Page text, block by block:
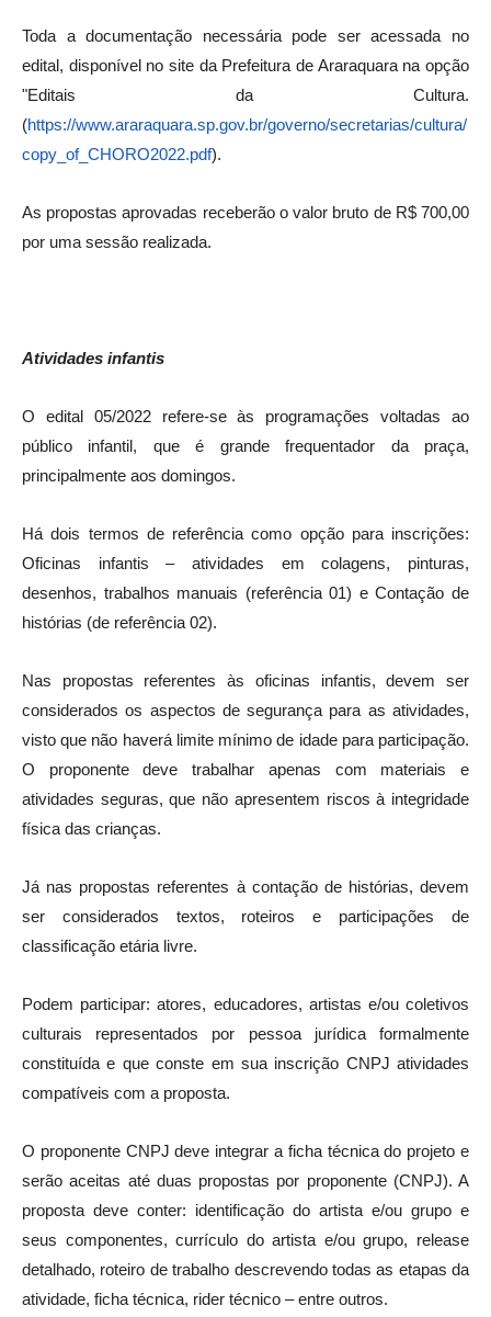
Toda a documentação necessária pode ser acessada no
edital, disponível no site da Prefeitura de Araraquara na opção
"Editais da Cultura.
(https://www.araraquara.sp.gov.br/governo/secretarias/cultura/
copy_of_CHORO2022.pdf).
As propostas aprovadas receberão o valor bruto de R$ 700,00
por uma sessão realizada.
Atividades infantis
O edital 05/2022 refere-se às programações voltadas ao
público infantil, que é grande frequentador da praça,
principalmente aos domingos.
Há dois termos de referência como opção para inscrições:
Oficinas infantis – atividades em colagens, pinturas,
desenhos, trabalhos manuais (referência 01) e Contação de
histórias (de referência 02).
Nas propostas referentes às oficinas infantis, devem ser
considerados os aspectos de segurança para as atividades,
visto que não haverá limite mínimo de idade para participação.
O proponente deve trabalhar apenas com materiais e
atividades seguras, que não apresentem riscos à integridade
física das crianças.
Já nas propostas referentes à contação de histórias, devem
ser considerados textos, roteiros e participações de
classificação etária livre.
Podem participar: atores, educadores, artistas e/ou coletivos
culturais representados por pessoa jurídica formalmente
constituída e que conste em sua inscrição CNPJ atividades
compatíveis com a proposta.
O proponente CNPJ deve integrar a ficha técnica do projeto e
serão aceitas até duas propostas por proponente (CNPJ). A
proposta deve conter: identificação do artista e/ou grupo e
seus componentes, currículo do artista e/ou grupo, release
detalhado, roteiro de trabalho descrevendo todas as etapas da
atividade, ficha técnica, rider técnico – entre outros.